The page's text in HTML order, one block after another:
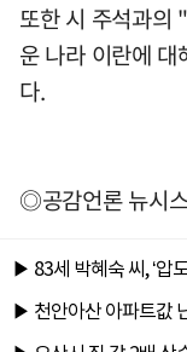
또한 시 주석과의
운 나라 이란에
다.
◎공감언론 뉴시